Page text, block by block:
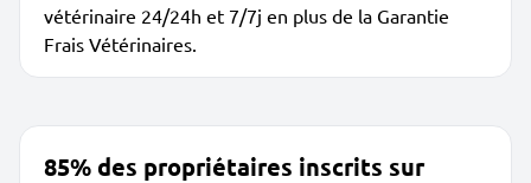
vétérinaire 24/24h et 7/7j en plus de la Garantie
Frais Vétérinaires.
85% des propriétaires inscrits sur